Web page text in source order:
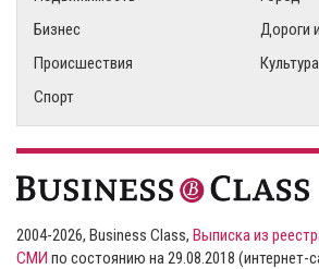
Бизнес
Дороги
Происшествия
Культура
Спорт
2004-2026, Business Class, Выписка из
СМИ по состоянию на 29.08.2018 (интернет-